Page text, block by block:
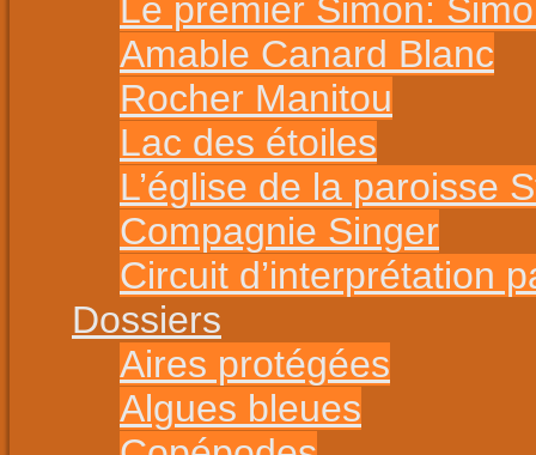
Le premier Simon:
Amable Canard Blanc
Rocher Manitou
Lac des étoiles
L’église de la paroisse
Compagnie Singer
Circuit d’interprétation
Dossiers
Aires protégées
Algues bleues